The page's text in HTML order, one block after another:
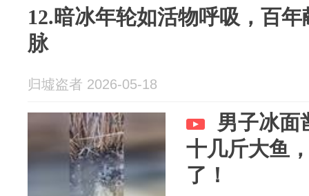
12.暗冰年轮如活物呼吸，百
脉
归墟盗者 2026-05-18
男子冰面
十几斤大鱼
了！